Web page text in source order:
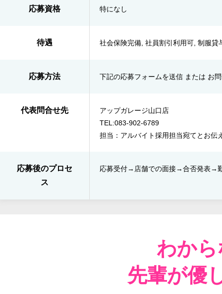
応募資格 特になし
待遇 社会保険完備, 社員割引利用可, 制服貸
応募方法 下記の応募フォームを送信 または お
代表問合せ先
アップガレージ山口店
TEL:083-902-6789
担当：アルバイト採用担当宛てとお伝
応募後のプロセ
ス
応募受付→店舗での面接→​合否発表​→​
わか
先輩が優